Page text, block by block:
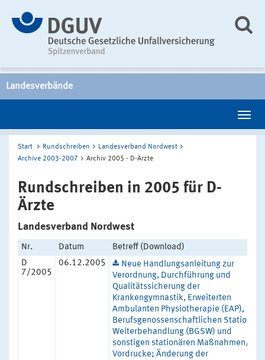
Landesverbände
Start Rundschreiben
Landesverband Nordwest
Archive 2003-2007
Archiv 2005 - D-Ärzte
Rundschreiben in 2005 für D-
Ärzte
Landesverband Nordwest
Nr. Datum
Betreff (Download)
D
7/2005
06.12.2005
Neue Handlungsanleitung zur
Verordnung, Durchführung und
Qualitätssicherung der
Krankengymnastik, Erweiterten
Ambulanten Physiotherapie (EAP),
Berufsgenossenschaftlichen
Weiterbehandlung (BGSW) und
sonstigen stationären Maßnahmen/
Vordrucke; Änderung der